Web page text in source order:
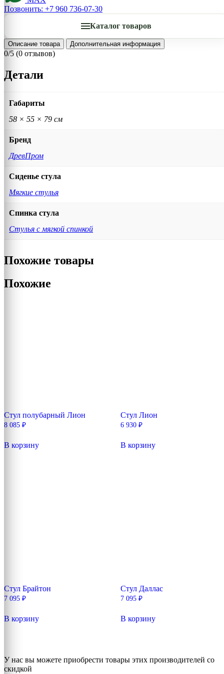
Позвонить: +7 960 736-07-30
Каталог товаров
Описание товара Дополнительная информация
0/5 (0 отзывов)
Детали
Габариты
58 × 55 × 79 см
Бренд
ДревПром
Сиденье стула
Мягкие стулья
Спинка стула
Стулья с мягкой спинкой
Похожие товары
Похожие
Стул полубарный Лион
8 085 ₽
В корзину
Стул Лион
6 930 ₽
В корзину
Стул Брайтон
7 095 ₽
В корзину
Стул Даллас
7 095 ₽
В корзину
У нас вы можете приобрести товары этих производителей со
скидкой